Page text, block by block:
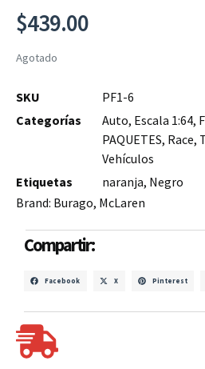
$439.00
Agotado
SKU
PF1-6
Categorías
Auto, Escala 1:64,
PAQUETES, Race,
Vehículos
Etiquetas
naranja, Negro
Brand: Burago, McLaren
Compartir:
Facebook X Pinterest